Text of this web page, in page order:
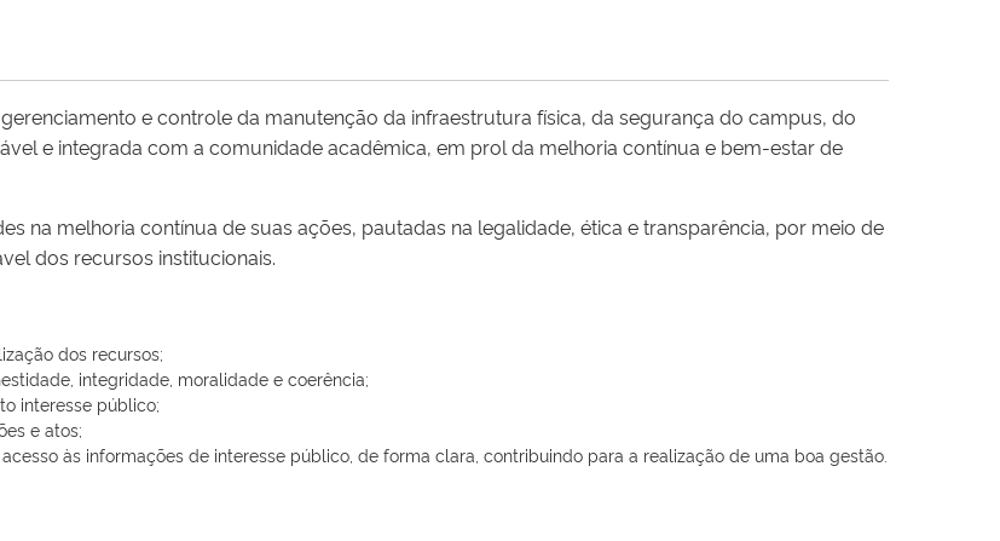
e controle da manutenção da infraestrutura física, da segurança do campus, do
e integrada com a comunidade acadêmica, em prol da melhoria contínua e bem-estar de
na melhoria contínua de suas ações, pautadas na legalidade, ética e transparência, por meio de
dos recursos institucionais.
dos recursos;
integridade, moralidade e coerência;
interesse público;
e atos;
às informações de interesse público, de forma clara, contribuindo para a realização de uma boa gestão.